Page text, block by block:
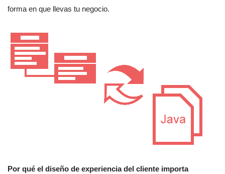
forma en que llevas tu negocio.
Por qué el diseño de experiencia del cliente importa